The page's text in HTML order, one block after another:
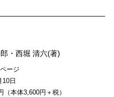
・西堀 清六(著)
ージ
10日
（本体3,600円＋税）